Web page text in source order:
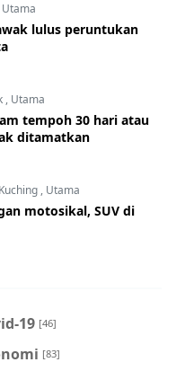
Utama
lulus peruntukan
, Utama
tempoh 30 hari atau
ditamatkan
Kuching , Utama
motosikal, SUV di
19 [46]
[83]